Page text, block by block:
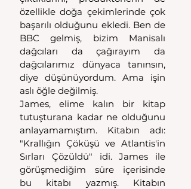
özellikle doğa çekimlerinde çok
başarılı olduğunu ekledi. Ben de
BBC gelmiş, bizim Manisalı
dağcıları da çağırayım da
dağcılarımız dünyaca tanınsın,
diye düşünüyordum. Ama işin
aslı öğle değilmiş.
James, elime kalın bir kitap
tutuşturana kadar ne olduğunu
anlayamamıştım. Kitabın adı:
"Krallığın Çöküşü ve Atlantis'in
Sırları Çözüldü" idi. James ile
görüşmediğim süre içerisinde
bu kitabı yazmış. Kitabın